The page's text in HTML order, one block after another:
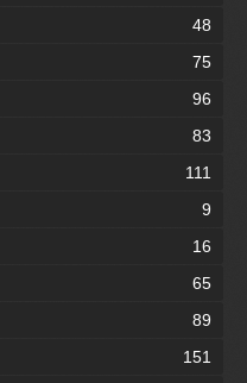
48
75
96
83
111
9
16
65
89
151